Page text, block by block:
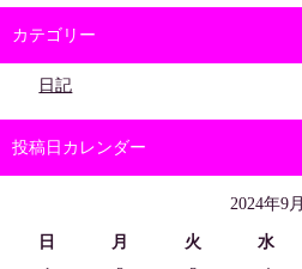
カテゴリー
日記
投稿日カレンダー
2024年9月
日 月 火 水